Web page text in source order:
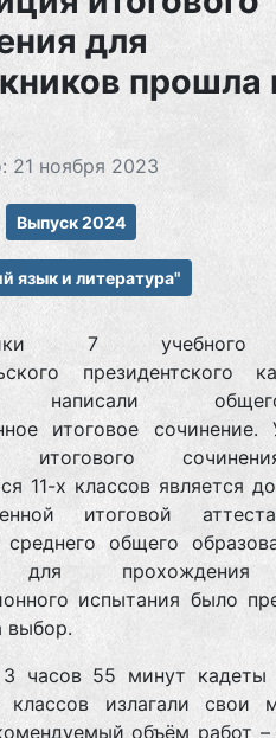
для
прошла
21 ноября 2023
Выпуск 2024
язык и литература"
7 учебного
президентского
написали
итоговое сочинение.
итогового
11-х классов является
итоговой
среднего общего
для прохождения
испытания было
выбор.
часов 55 минут кадеты
классов излагали свои
объём работ